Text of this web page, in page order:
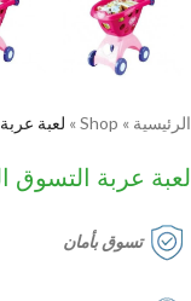
الرئيسية »
Shop
» لعبة
لعبة عربة التسوق
تسوق بأمان